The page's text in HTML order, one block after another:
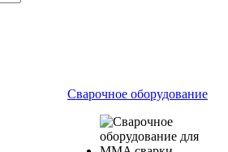
Сварочное оборудование